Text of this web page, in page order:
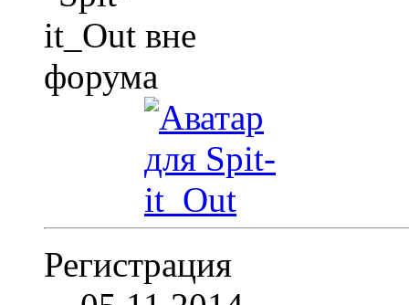
Регистрация